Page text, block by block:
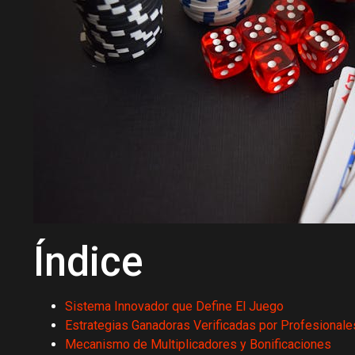
Índice
Sistema Innovador que Define El Juego
Estrategias Ganadoras Verificadas por
Mecanismo de Multiplicadores y Bonificaciones